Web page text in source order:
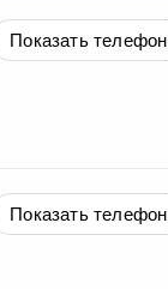
Показать телефон
Показать телефон